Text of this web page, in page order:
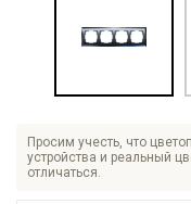
Просим учесть, что
устройства и реальный
отличаться.